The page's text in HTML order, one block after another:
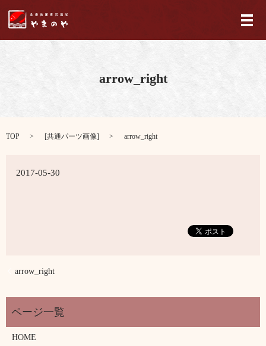
メ
arrow_right
TOP [共通パーツ画像] arrow_right
2017-05-30
arrow_right
HOME